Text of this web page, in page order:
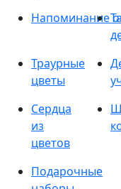
Напоминание
Траурные
цветы
Сердца
из
цветов
Подарочные